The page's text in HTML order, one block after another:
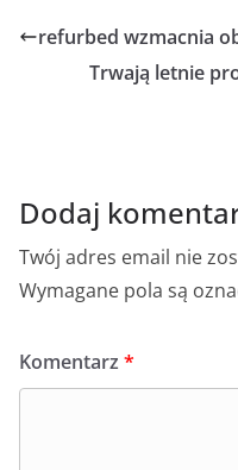
e
b
o
p
refurbed wzmacnia
Trwają letnie
Dodaj
Twój adres email nie
Wymagane pola są
Komentarz *